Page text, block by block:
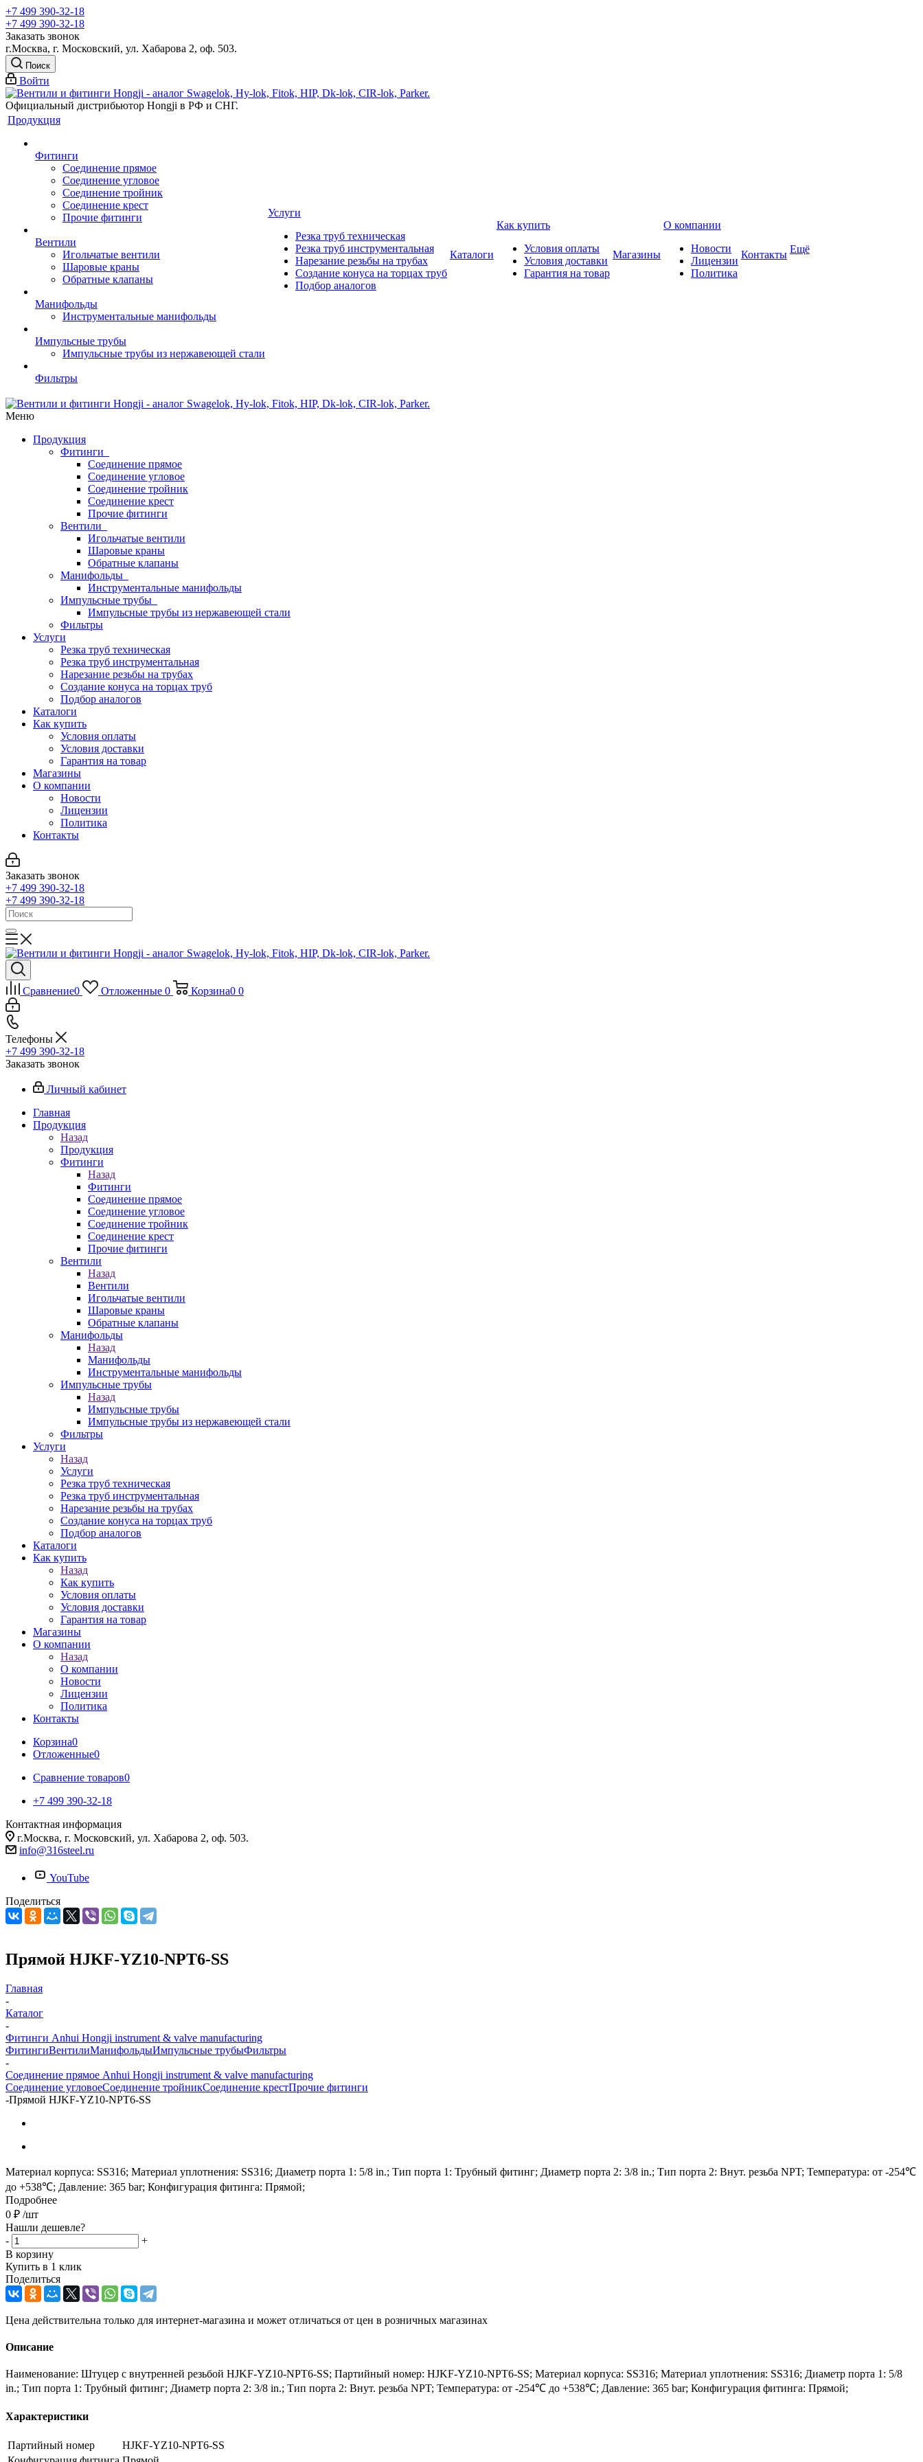
+7 499 390-32-18
+7 499 390-32-18
Заказать звонок
г.Москва, г. Московский, ул. Хабарова 2, оф. 503.
Поиск
Войти
Официальный дистрибьютор Hongji в РФ и СНГ.
Продукция
Фитинги
Соединение прямое
Соединение угловое
Соединение тройник
Соединение крест
Прочие фитинги
Вентили
Игольчатые вентили
Шаровые краны
Обратные клапаны
Манифольды
Инструментальные манифольды
Импульсные трубы
Импульсные трубы из нержавеющей стали
Фильтры
Услуги
Резка труб техническая
Резка труб инструментальная
Нарезание резьбы на трубах
Создание конуса на торцах труб
Подбор аналогов
Каталоги
Как купить
Условия оплаты
Условия доставки
Гарантия на товар
Магазины
О компании
Новости
Лицензии
Политика
Контакты Ещё
Меню
Продукция
Фитинги
Соединение прямое
Соединение угловое
Соединение тройник
Соединение крест
Прочие фитинги
Вентили
Игольчатые вентили
Шаровые краны
Обратные клапаны
Манифольды
Инструментальные манифольды
Импульсные трубы
Импульсные трубы из нержавеющей стали
Фильтры
Услуги
Резка труб техническая
Резка труб инструментальная
Нарезание резьбы на трубах
Создание конуса на торцах труб
Подбор аналогов
Каталоги
Как купить
Условия оплаты
Условия доставки
Гарантия на товар
Магазины
О компании
Новости
Лицензии
Политика
Контакты
Заказать звонок
+7 499 390-32-18
+7 499 390-32-18
Сравнение0 Отложенные 0 Корзина0 0
Телефоны
+7 499 390-32-18
Заказать звонок
Личный кабинет
Главная
Продукция
Назад
Продукция
Фитинги
Назад
Фитинги
Соединение прямое
Соединение угловое
Соединение тройник
Соединение крест
Прочие фитинги
Вентили
Назад
Вентили
Игольчатые вентили
Шаровые краны
Обратные клапаны
Манифольды
Назад
Манифольды
Инструментальные манифольды
Импульсные трубы
Назад
Импульсные трубы
Импульсные трубы из нержавеющей стали
Фильтры
Услуги
Назад
Услуги
Резка труб техническая
Резка труб инструментальная
Нарезание резьбы на трубах
Создание конуса на торцах труб
Подбор аналогов
Каталоги
Как купить
Назад
Как купить
Условия оплаты
Условия доставки
Гарантия на товар
Магазины
О компании
Назад
О компании
Новости
Лицензии
Политика
Контакты
Корзина0
Отложенные0
Сравнение товаров0
+7 499 390-32-18
Контактная информация
г.Москва, г. Московский, ул. Хабарова 2, оф. 503.
info@316steel.ru
YouTube
Поделиться
Прямой HJKF-YZ10-NPT6-SS
Главная
-
Каталог
-
Фитинги Anhui Hongji instrument & valve manufacturing
ФитингиВентилиМанифольдыИмпульсные трубыФильтры
-
Соединение прямое Anhui Hongji instrument & valve manufacturing
Соединение угловоеСоединение тройникСоединение крестПрочие фитинги
-Прямой HJKF-YZ10-NPT6-SS
Материал корпуса: SS316; Материал уплотнения: SS316; Диаметр порта 1: 5/8 in.; Тип порта 1: Трубный фитинг; Диаметр порта 2: 3/8 in.; Тип порта 2: Внут. резьба NPT; Температура: от -254℃
до +538℃; Давление: 365 bar; Конфигурация фитинга: Прямой;
Подробнее
0 ₽ /шт
Нашли дешевле?
-
+
В корзину
Купить в 1 клик
Поделиться
Цена действительна только для интернет-магазина и может отличаться от цен в розничных магазинах
Описание
Наименование: Штуцер с внутренней резьбой HJKF-YZ10-NPT6-SS; Партийный номер: HJKF-YZ10-NPT6-SS; Материал корпуса: SS316; Материал уплотнения: SS316; Диаметр порта 1: 5/8
in.; Тип порта 1: Трубный фитинг; Диаметр порта 2: 3/8 in.; Тип порта 2: Внут. резьба NPT; Температура: от -254℃ до +538℃; Давление: 365 bar; Конфигурация фитинга: Прямой;
Характеристики
Партийный номер
HJKF-YZ10-NPT6-SS